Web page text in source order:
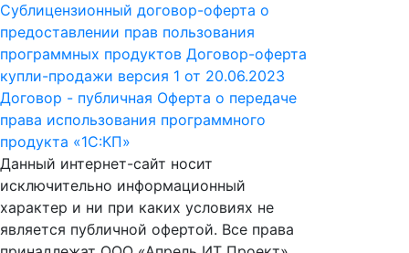
Сублицензионный договор-оферта о
предоставлении прав пользования
программных продуктов Договор-оферта
купли-продажи версия 1 от 20.06.2023
Договор - публичная Оферта о передаче
права использования программного
продукта «1С:КП»
Данный интернет-сайт носит
исключительно информационный
характер и ни при каких условиях не
является публичной офертой. Все права